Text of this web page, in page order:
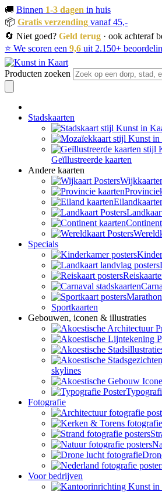
🚚 Binnen 1-3 dagen in huis
📦 Gratis verzending vanaf 45,-
🔄 Niet goed? Geld terug · ook achteraf
⭐ We scoren een 9,6 uit 2.150+
Producten zoeken
Stadskaarten
Geïllustreerde kaarten
Andere kaarten
Specials
Sportkaarten
Gebouwen, iconen & illustraties
skylines
Fotografie
Voor bedrijven